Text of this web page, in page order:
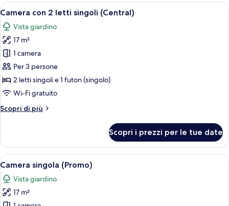
letti
Apri
tutte
le
foto
per
Camera
con
2
singoli
Una camera d'albergo con due letti,
11
Camera con 2 letti singoli (Central)
Vista giardino
17 m²
1 camera
Per 3 persone
2 letti singoli e 1 futon (singolo)
Wi-Fi gratuito
Scopri di più
Altri
con
letti
(Central)
Scopri i prezzi per le tue date
Apri
tutte
le
foto
Una camera d'albergo con due letti,
15
Camera singola (Promo)
Vista giardino
17 m²